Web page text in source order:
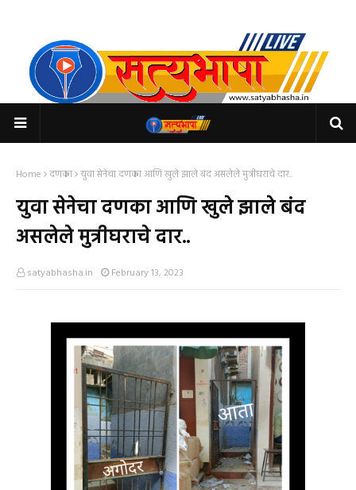
Home दणका युवा सेनेचा दणका आणि खुले झाले बंद असलेले मुत्रीघराचे दार..
युवा सेनेचा दणका आणि खुले झाले बंद
असलेले मुत्रीघराचे दार..
satyabhasha.in February 13, 2023